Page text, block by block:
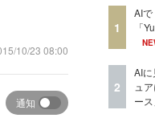
10/23 08:00
通知
1
AI
「
2
AI
ュ
ー